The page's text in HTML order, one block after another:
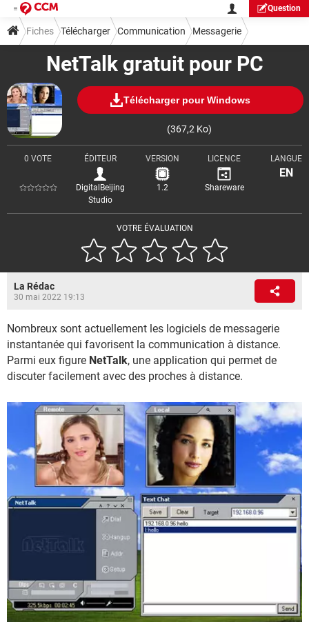
Question
NetTalk gratuit pour PC
Télécharger pour Windows
(367,2 Ko)
VOTRE ÉVALUATION
0 VOTE ÉDITEUR
DigitalBeijing
Studio
VERSION
1.2
LICENCE
Shareware
LANGUE
EN
Fiches Télécharger Communication Messagerie
La Rédac
30 mai 2022 19:13
Nombreux sont actuellement les logiciels de messagerie
instantanée qui favorisent la communication à distance.
Parmi eux figure NetTalk, une application qui permet de
discuter facilement avec des proches à distance.